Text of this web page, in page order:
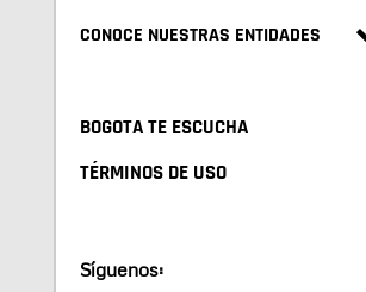
CONOCE NUESTRAS ENTIDADES
BOGOTA TE ESCUCHA
TÉRMINOS DE USO
Síguenos: